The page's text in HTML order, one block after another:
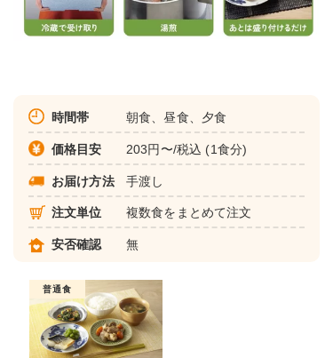
時間帯 朝食、昼食、夕食
価格目安 203円〜/税込 (1食分)
お届け方法 手渡し
注文単位 複数食をまとめて注文
安否確認 無
普通食